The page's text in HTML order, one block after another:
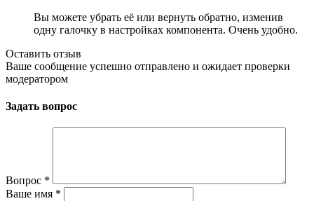
Вы можете убрать её или вернуть обратно, изменив
одну галочку в настройках компонента. Очень удобно.
Оставить отзыв
Ваше сообщение успешно отправлено и ожидает проверки
модератором
Задать вопрос
Вопрос *
Ваше имя *